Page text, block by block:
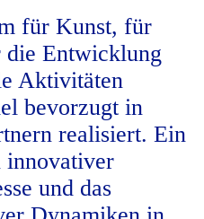
für Kunst, für
die Entwicklung
Aktivitäten
bevorzugt in
realisiert. Ein
innovativer
und das